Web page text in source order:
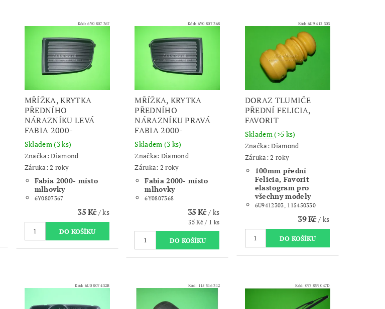
Kód:6Y0 807 367
MŘÍŽKA, KRYTKA
PŘEDNÍHO
NÁRAZNÍKU LEVÁ
FABIA 2000-
Skladem(3 ks)
Značka:Diamond
Záruka: 2 roky
Fabia 2000- místo
mlhovky
6Y0807367
35 Kč/ ks
Kód: 6Y0 807 368
MŘÍŽKA, KRYTKA
PŘEDNÍHO
NÁRAZNÍKU PRAVÁ
FABIA 2000-
Skladem (3 ks)
Značka: Diamond
Záruka: 2 roky
Fabia 2000- místo
mlhovky
6Y0807368
35 Kč/ ks
35 Kč / 1 ks
Kód:6U9 412 303
DORAZ TLUMIČE
PŘEDNÍ FELICIA,
FAVORIT
Skladem(>5 ks)
Značka:Diamond
Záruka: 2 roky
100mm přední
Felicia, Favorit
elastogram pro
všechny modely
6U9412303, 115450330
39 Kč/ ks
Kód: 6U0 807 432B Kód: 115 516 312 Kód: 097 859 047D